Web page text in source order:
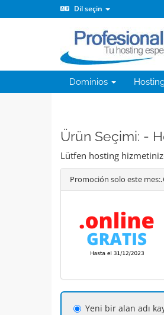
Dil seçin
Dominios
Ürün Seçimi: -
Lütfen hosting
Promoción solo este mes:
Yeni bir alan adı